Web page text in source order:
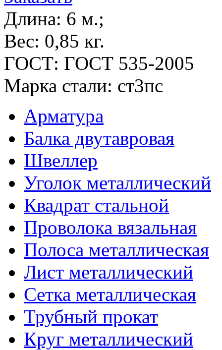
Длина: 6 м.;
Вес: 0,85 кг.
ГОСТ: ГОСТ 535-2005
Марка стали: ст3пс
Арматура
Балка двутавровая
Швеллер
Уголок металлический
Квадрат стальной
Проволока вязальная
Полоса металлическая
Лист металлический
Сетка металлическая
Трубный прокат
Круг металлический